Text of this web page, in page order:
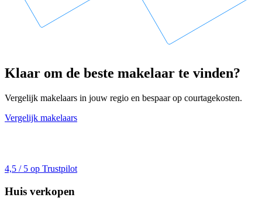
Klaar om de beste makelaar te vinden?
Vergelijk makelaars in jouw regio en bespaar op courtagekosten.
Vergelijk makelaars
4,5 / 5 op Trustpilot
Huis verkopen